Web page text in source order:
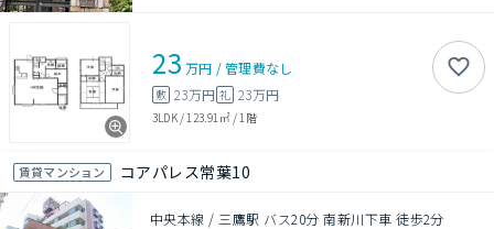
23 万円 /管理費なし
敷 23万円 礼 23万円
3LDK/ 123.91㎡/ 1階
賃貸マンション コアパレス常葉10
中央本線 / 三鷹駅 バス20分 南新川下車 徒歩2分